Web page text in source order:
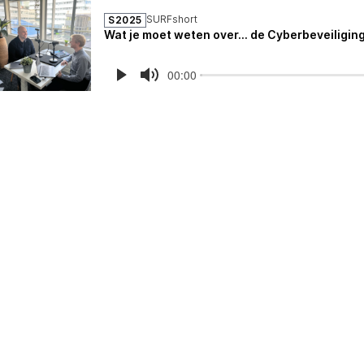
S2025 SURFshort
Wat je moet weten over... de